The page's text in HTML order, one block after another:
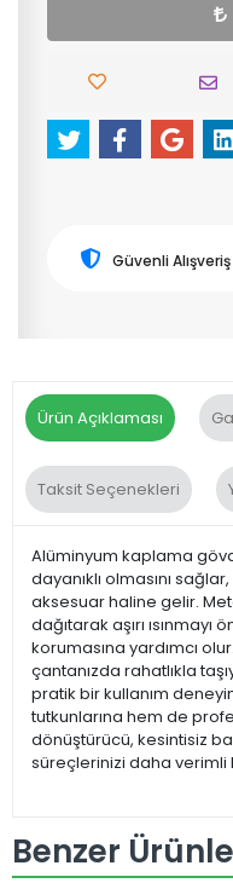
Güvenli Alışveriş
Ürün Açıklaması
Taksit Seçenekleri
Alüminyum kaplama
dayanıklı olmasını
aksesuar haline gelir.
dağıtarak aşırı ısınmayı
korumasına yardımcı
çantanızda rahatlıkla
pratik bir kullanım
tutkunlarına hem de
dönüştürücü, kesintisiz
süreçlerinizi daha verimli
Benzer